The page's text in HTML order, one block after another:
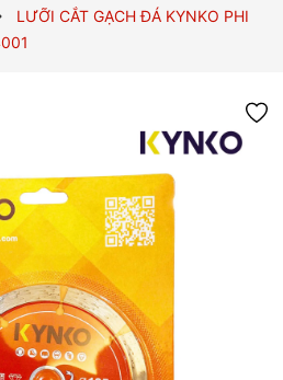
LƯỠI CẮT GẠCH ĐÁ KYNKO PHI